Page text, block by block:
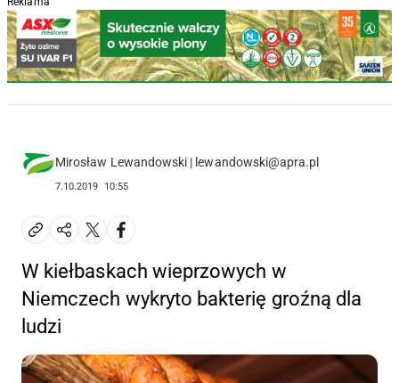
Mirosław Lewandowski | lewandowski@apra.pl
7.10.2019 10:55
W kiełbaskach wieprzowych w
Niemczech wykryto bakterię groźną dla
ludzi